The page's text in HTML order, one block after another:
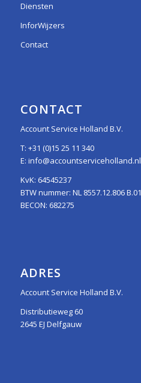
Diensten
InforWijzers
Contact
CONTACT
Account Service Holland B.V.
T: +31 (0)15 25 11 340
E: info@accountserviceholland.nl
KvK: 64545237
BTW nummer: NL 8557.12.806 B.01
BECON: 682275
ADRES
Account Service Holland B.V.
Distributieweg 60
2645 EJ Delfgauw